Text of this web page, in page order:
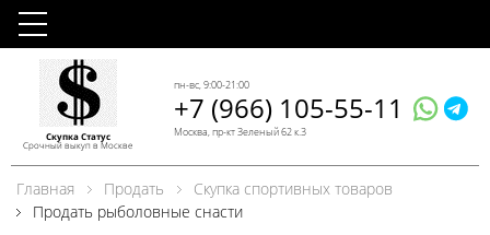
Скупка Статус
Срочный выкуп в Москве
пн-вс, 9:00-21:00
+7 (966) 105-55-11
Москва, пр-кт Зеленый 62 к.3
Главная Продать
Скупка спортивных товаров
Продать рыболовные снасти